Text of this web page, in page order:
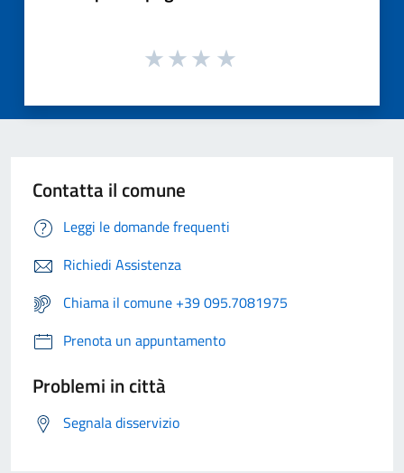
Contatta il comune
Leggi le domande frequenti
Richiedi Assistenza
Chiama il comune +39 095.7081975
Prenota un appuntamento
Problemi in città
Segnala disservizio